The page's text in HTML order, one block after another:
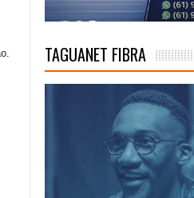
TAGUANET FIBRA